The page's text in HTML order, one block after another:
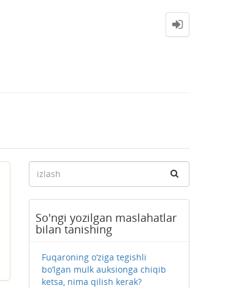
So'ngi yozilgan maslahatlar
bilan tanishing
Fuqaroning o‘ziga tegishli
bo‘lgan mulk auksionga chiqib
ketsa, nima qilish kerak?